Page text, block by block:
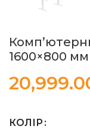
1600×800 мм
КОЛІР